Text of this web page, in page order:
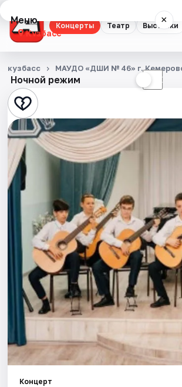
Концерты Театр Выставки
Меню ×
Кузбасс
Концерты
Театр
Выставки
Экскурсии
События
Площадки
Артисты
Рейтинги
Ночной режим ☾
кузбасс МАУДО «ДШИ № 46» г.
Концерт